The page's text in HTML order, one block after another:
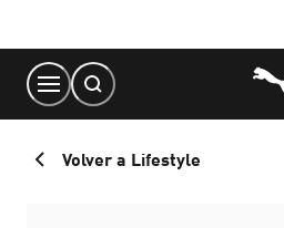
Content
Volver a Lifestyle